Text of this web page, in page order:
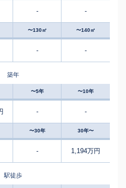
- -
〜130㎡ 〜140㎡
- -
築年
〜5年 〜10年
- -
〜30年 30年〜
- 1,194万円
駅徒歩